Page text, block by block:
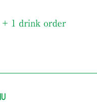
＋ 1 drink order